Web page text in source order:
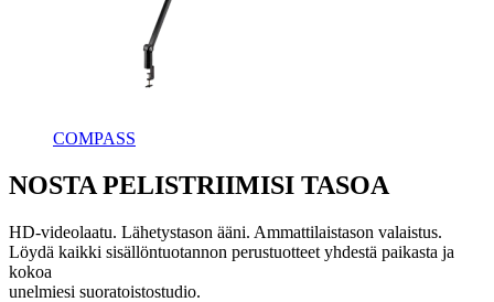
COMPASS
NOSTA PELISTRIIMISI TASOA
HD-videolaatu. Lähetystason ääni. Ammattilaistason valaistus.
Löydä kaikki sisällöntuotannon perustuotteet yhdestä paikasta ja
kokoa
unelmiesi suoratoistostudio.